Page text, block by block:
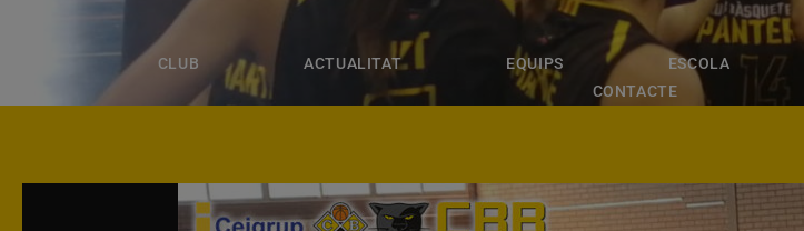
CLUB ACTUALITAT EQUIPS ESCOLA
CONTACTE
ACTUALITAT ESCOLA BOTIGA